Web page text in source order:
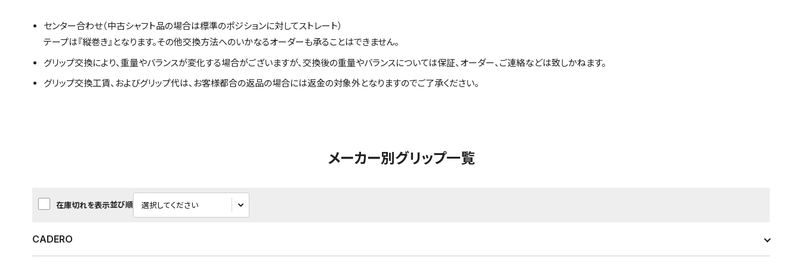
センター合わせ（中古シャフト品の場合は標準のポジションに対してストレート）
テープは『縦巻き』となります。その他交換方法へのいかなるオーダーも承ることはできません。
グリップ交換により、重量やバランスが変化する場合がございますが、交換後の重量やバランスについては保証、オーダー、ご連絡などは致しかねます。
グリップ交換工賃、およびグリップ代は、お客様都合の返品の場合には返金の対象外となりますのでご了承ください。
メーカー別グリップ一覧
在庫切れを表示並び順
CADERO